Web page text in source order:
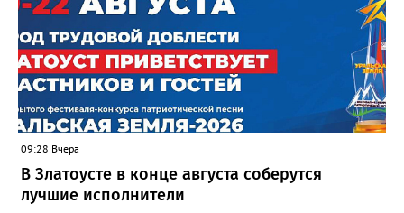
многоквартирного дома, отсутствовало взаимодействие с
ресурсоснабжающей организацией, ЕДДС и иными службами»,
— сообщила начальник Главного управления ГЖИ Ирина
Настенко. В следующий раз, рекомендовали в
Госжилинспекции, службы должны действовать слаженно. И
оперативно делиться информацией со всеми
заинтересованными – от поставщика тепла до конечных
потребителей.
09:28 Вчера
В Златоусте в конце августа соберутся
лучшие исполнители